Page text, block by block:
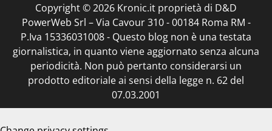
Copyright © 2026 Kronic.it proprietà di D&D
PowerWeb Srl – Via Cavour 310 - 00184 Roma RM -
P.Iva 15336031008 - Questo blog non è una testata
giornalistica, in quanto viene aggiornato senza alcuna
periodicità. Non può pertanto considerarsi un
prodotto editoriale ai sensi della legge n. 62 del
07.03.2001